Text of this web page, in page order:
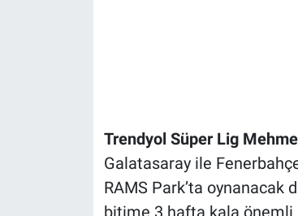
Trendyol Süper Lig
Galatasaray ile
RAMS Park’ta oynanacak
bitime 3 hafta kala önemli